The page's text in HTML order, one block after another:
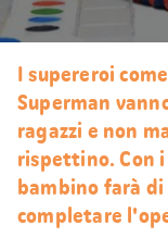
I supereroi
Superman
ragazzi e non
rispettino. Con
bambino farà
completare